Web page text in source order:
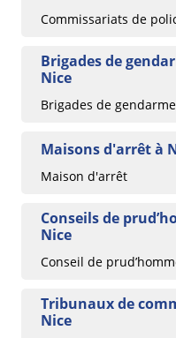
Commissariats de
Brigades de
Nice
Brigades de
Maisons d'arrêt à
Maison d'arrêt
Conseils de
Nice
Conseil de
Tribunaux de
Nice